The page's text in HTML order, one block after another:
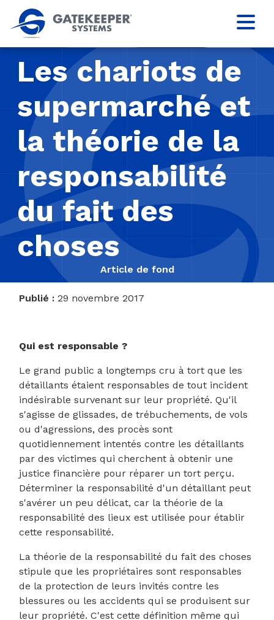
Les chariots de
supermarché et
la théorie de la
responsabilité
du fait des
choses
Article de fond
Publié : 29 novembre 2017
Qui est responsable ?
Le grand public a longtemps cru à tort que les
détaillants étaient responsables de tout incident
indésirable survenant sur leur propriété. Qu'il
s'agisse de glissades, de trébuchements, de vols
ou d'agressions, des procès sont
quotidiennement intentés contre les détaillants
par des victimes qui cherchent à obtenir une
justice financière pour réparer un tort perçu.
Déterminer la responsabilité d'un détaillant peut
s'avérer un peu délicat, car la théorie de la
responsabilité des lieux est utilisée pour établir
cette responsabilité.
La théorie de la responsabilité du fait des choses
stipule que les propriétaires sont responsables
de la protection de leurs invités contre les
blessures ou les accidents qui se produisent sur
leur propriété. C'est cette définition même qui